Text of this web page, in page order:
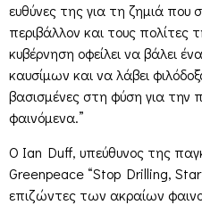
ευθύνες της για τη ζημιά που
περιβάλλον και τους πολίτες
κυβέρνηση οφείλει να βάλει
καυσίμων και να λάβει
βασισμένες στη φύση για την
φαινόμενα.”
Ο Ian Duff, υπεύθυνος της
Greenpeace “Stop Drilling,
επιζώντες των ακραίων